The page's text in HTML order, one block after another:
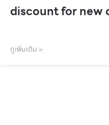
discount for new
ดูเพิ่มเติม »